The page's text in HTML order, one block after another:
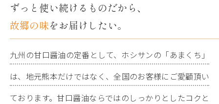
ずっと使い続けるものだから、
故郷の味をお届けしたい。
九州の甘口醤油の定番として、ホシサンの「あまくち」
は、地元熊本だけではなく、全国のお客様にご愛顧頂い
ております。甘口醤油ならではのしっかりとしたコクと